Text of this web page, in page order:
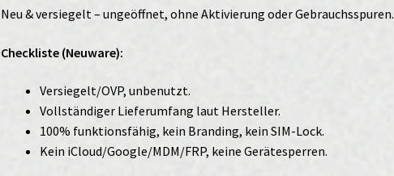
Neu & versiegelt – ungeöffnet, ohne Aktivierung oder Gebrauchsspuren.
Checkliste (Neuware):
Versiegelt/OVP, unbenutzt.
Vollständiger Lieferumfang laut Hersteller.
100% funktionsfähig, kein Branding, kein SIM-Lock.
Kein iCloud/Google/MDM/FRP, keine Gerätesperren.